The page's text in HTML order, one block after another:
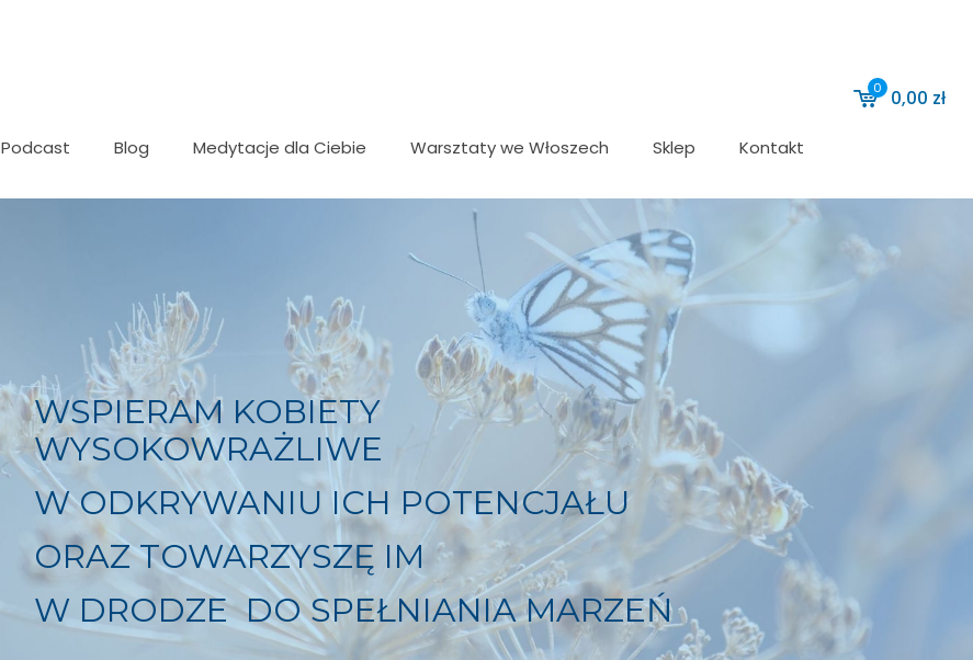
Podcast Blog Medytacje dla Ciebie Warsztaty we Włoszech Sklep Kontakt
0 0,00 zł
WSPIERAM KOBIETY
WYSOKOWRAŻLIWE
W ODKRYWANIU ICH POTENCJAŁU
ORAZ TOWARZYSZĘ IM
W DRODZE DO SPEŁNIANIA MARZEŃ